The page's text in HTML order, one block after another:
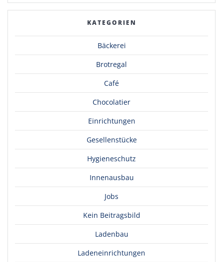
KATEGORIEN
Bäckerei
Brotregal
Café
Chocolatier
Einrichtungen
Gesellenstücke
Hygieneschutz
Innenausbau
Jobs
Kein Beitragsbild
Ladenbau
Ladeneinrichtungen